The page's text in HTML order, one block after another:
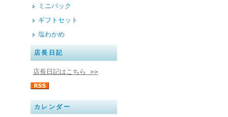
ミニパック
ギフトセット
塩わかめ
店長日記
店長日記はこちら >>
カレンダー